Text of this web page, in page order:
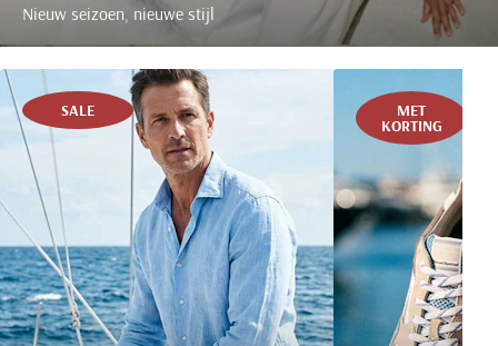
Nieuw seizoen, nieuwe stijl
SALE MET
KORTING